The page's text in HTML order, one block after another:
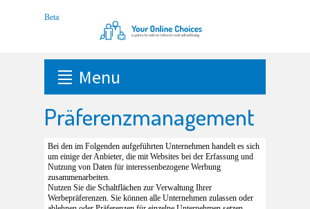
Menu
Präferenzmanagement
Bei den im Folgenden aufgeführten Unternehmen handelt es sich
um einige der Anbieter, die mit Websites bei der Erfassung und
Nutzung von Daten für interessenbezogene Werbung
zusammenarbeiten.
Nutzen Sie die Schaltflächen zur Verwaltung Ihrer
Werbepräferenzen. Sie können alle Unternehmen zulassen oder